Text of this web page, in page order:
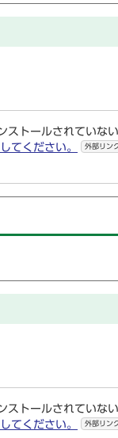
トールされていな
てください。 外部リン
トールされていな
てください。 外部リン